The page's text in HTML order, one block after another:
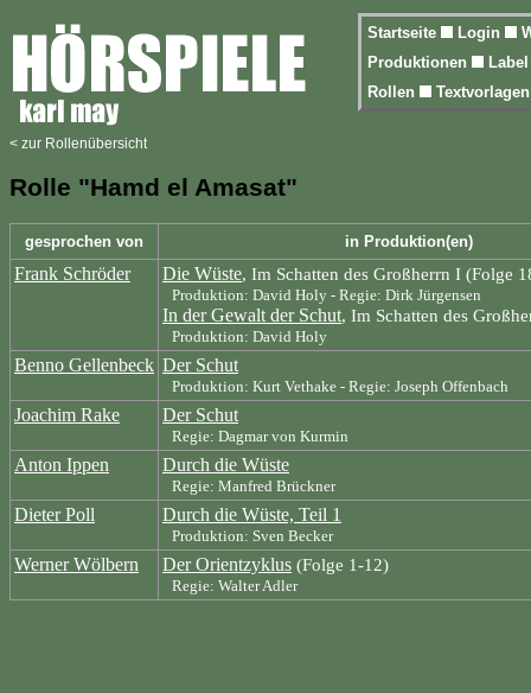
Startseite Login
Produktionen
Rollen
< zur Rollenübersicht
Rolle "Hamd el Amasat"
gesprochen von in Produktion(en)
Frank Schröder Die Wüste, Im Schatten des Großherrn I (Folge
Produktion: David Holy - Regie: Dirk Jürgensen
In der Gewalt der Schut, Im Schatten des
Produktion: David Holy
Benno Gellenbeck Der Schut
Produktion: Kurt Vethake - Regie: Joseph Offenbach
Joachim Rake Der Schut
Regie: Dagmar von Kurmin
Anton Ippen Durch die Wüste
Regie: Manfred Brückner
Dieter Poll Durch die Wüste, Teil 1
Produktion: Sven Becker
Werner Wölbern Der Orientzyklus (Folge 1-12)
Regie: Walter Adler